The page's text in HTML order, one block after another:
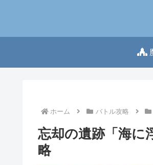
ホーム バトル攻略
忘却の遺跡「海に
略